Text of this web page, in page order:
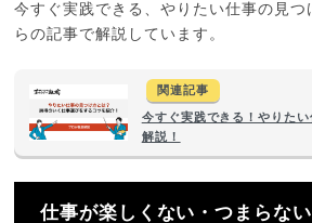
今すぐ実践できる、やりたい仕事の見つ
らの記事で解説しています。
関連記事
今すぐ実践できる！やりた
解説！
仕事が楽しくない・つまらな